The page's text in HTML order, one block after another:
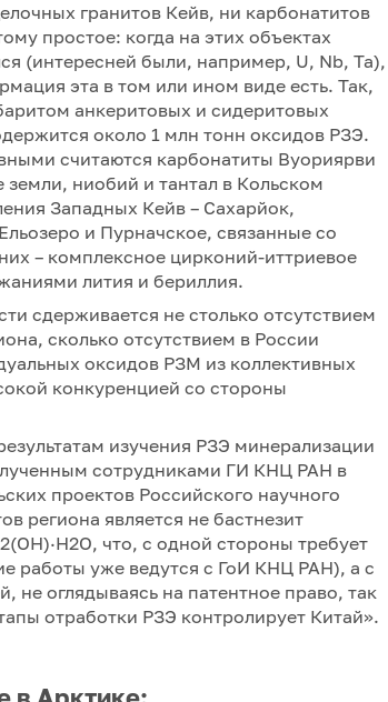
гранитов Кейв, ни карбонатитов
простое: когда на этих объектах
(интересней были, например, U, Nb, Ta),
эта в том или ином виде есть. Так,
анкеритовых и сидеритовых
около 1 млн тонн оксидов РЗЭ.
считаются карбонатиты Вуориярви
ниобий и тантал в Кольском
Западных Кейв – Сахарйок,
и Пурначское, связанные со
– комплексное цирконий-иттриевое
лития и бериллия.
сдерживается не столько отсутствием
сколько отсутствием в России
оксидов РЗМ из коллективных
конкуренцией со стороны
изучения РЗЭ минерализации
сотрудниками ГИ КНЦ РАН в
проектов Российского научного
региона является не бастнезит
что, с одной стороны требует
работы уже ведутся с ГоИ КНЦ РАН), а с
не оглядываясь на патентное право, так
отработки РЗЭ контролирует Китай».